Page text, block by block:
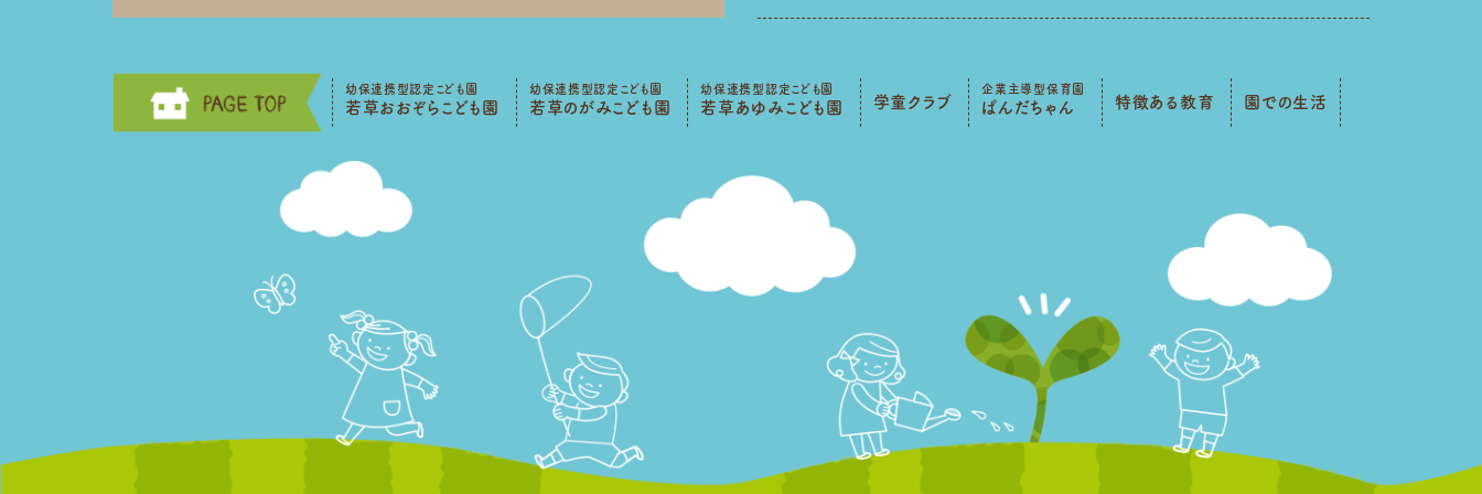
幼保連携型認定こども園
若草おおぞらこども園
幼保連携型認定こども園
若草のがみこども園
幼保連携型認定こども園
若草あゆみこども園 学童クラブ
企業主導型保育園
ぱんだちゃん 特徴ある教育 園での生活